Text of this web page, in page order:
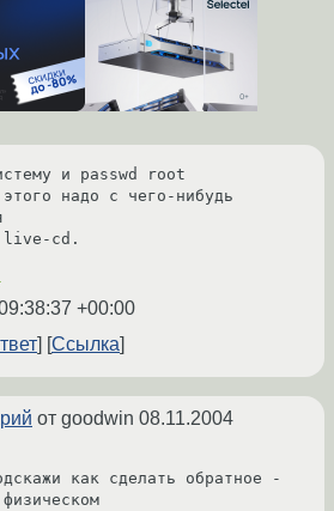
и passwd root
надо с чего-нибудь
live-cd.
+00:00
Ссылка
от goodwin 08.11.2004
как сделать обратное -